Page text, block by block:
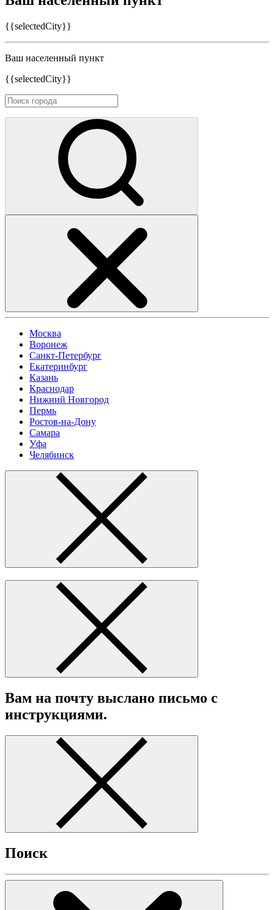
{{selectedCity}}
Ваш населенный пункт
{{selectedCity}}
Москва
Воронеж
Санкт-Петербург
Екатеринбург
Казань
Краснодар
Нижний Новгород
Пермь
Ростов-на-Дону
Самара
Уфа
Челябинск
Вам на почту выслано письмо с
инструкциями.
Поиск